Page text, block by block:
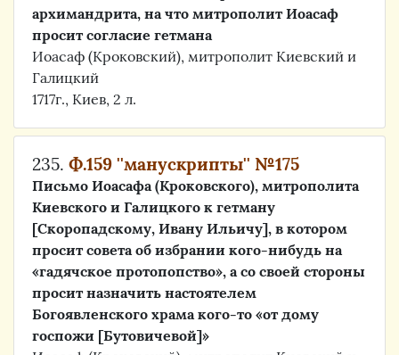
архимандрита, на что митрополит Иоасаф
просит согласие гетмана
Иоасаф (Кроковский), митрополит Киевский и
Галицкий
1717г., Киев, 2 л.
235. Ф.159 ''манускрипты'' №175
Письмо Иоасафа (Кроковского), митрополита
Киевского и Галицкого к гетману
[Скоропадскому, Ивану Ильичу], в котором
просит совета об избрании кого-нибудь на
«гадячское протопопство», а со своей стороны
просит назначить настоятелем
Богоявленского храма кого-то «от дому
госпожи [Бутовичевой]»